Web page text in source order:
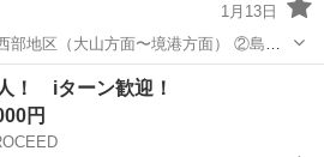
1月13日
〜！ iターン歓迎！
円